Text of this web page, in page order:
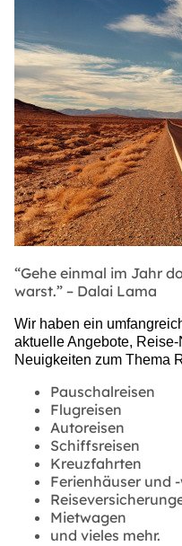
“Gehe einmal im Jahr
warst.” – Dalai Lama
Wir haben ein
aktuelle Angebote,
Neuigkeiten zum Thema
Pauschalreisen
Flugreisen
Autoreisen
Schiffsreisen
Kreuzfahrten
Ferienhäuser und
Mietwagen
und vieles mehr.